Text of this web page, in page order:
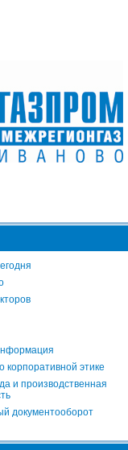
корпоративной этике
и производственная
документооборот